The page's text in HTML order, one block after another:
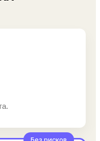
Без рисков